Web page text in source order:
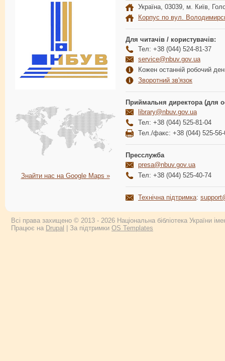
Знайти нас на Google Maps »
Україна, 03039, м. Київ,
Корпус по вул.
Для читачів / користувачів:
Тел: +38 (044) 524-81-37
service@nbuv.gov.ua
Кожен останній робочий
Зворотний зв'язок
Приймальня директора (для
library@nbuv.gov.ua
Тел: +38 (044) 525-81-04
Тел./факс: +38 (044) 525-56-
Пресслужба
presa@nbuv.gov.ua
Тел: +38 (044) 525-40-74
Технічна підтримка:
Всі права захищено © 2013 - 2026 Національна бібліотека України
Працює на Drupal | За підтримки OS Templates